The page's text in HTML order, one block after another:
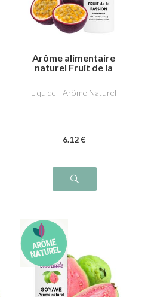
Arôme alimentaire
naturel Fruit de la
Liquide - Arôme Naturel
6.12 €